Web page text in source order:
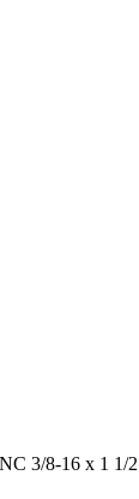
3/8-16 х 1 1/